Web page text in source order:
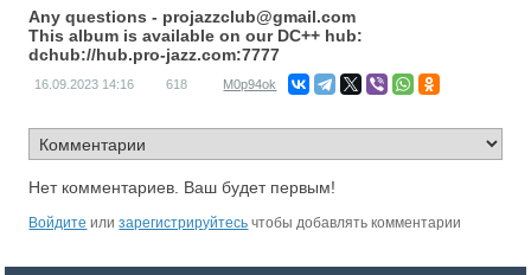
Any questions - projazzclub@gmail.com
This album is available on our DC++ hub:
dchub://hub.pro-jazz.com:7777
16.09.2023 14:16 618 M0p94ok
Нет комментариев. Ваш будет первым!
Войдите илизарегистрируйтесь чтобы добавлять комментарии